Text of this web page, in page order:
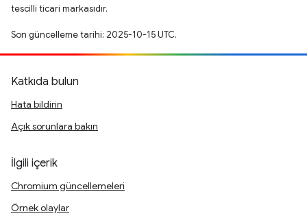
tescilli ticari markasıdır.
Son güncelleme tarihi: 2025-10-15 UTC.
Katkıda bulun
Hata bildirin
Açık sorunlara bakın
İlgili içerik
Chromium güncellemeleri
Örnek olaylar